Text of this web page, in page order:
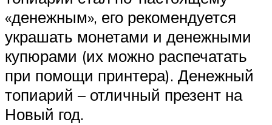
«денежным», его рекомендуется
украшать монетами и денежными
купюрами (их можно распечатать
при помощи принтера). Денежный
топиарий – отличный презент на
Новый год.